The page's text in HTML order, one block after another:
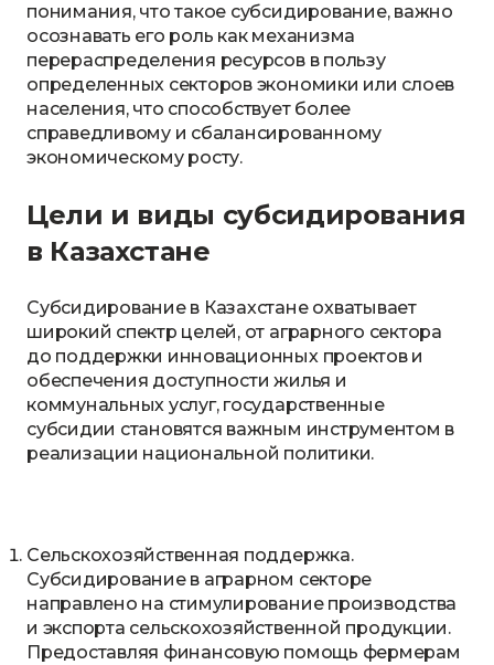
понимания, что такое субсидирование, важно
осознавать его роль как механизма
перераспределения ресурсов в пользу
определенных секторов экономики или слоев
населения, что способствует более
справедливому и сбалансированному
экономическому росту.
Цели и виды субсидирования
в Казахстане
Субсидирование в Казахстане охватывает
широкий спектр целей, от аграрного сектора
до поддержки инновационных проектов и
обеспечения доступности жилья и
коммунальных услуг, государственные
субсидии становятся важным инструментом в
реализации национальной политики.
Сельскохозяйственная поддержка.
Субсидирование в аграрном секторе
направлено на стимулирование производства
и экспорта сельскохозяйственной продукции.
Предоставляя финансовую помощь фермерам